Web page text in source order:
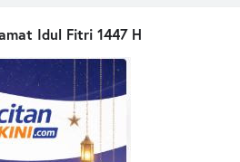
Idul Fitri 1447 H